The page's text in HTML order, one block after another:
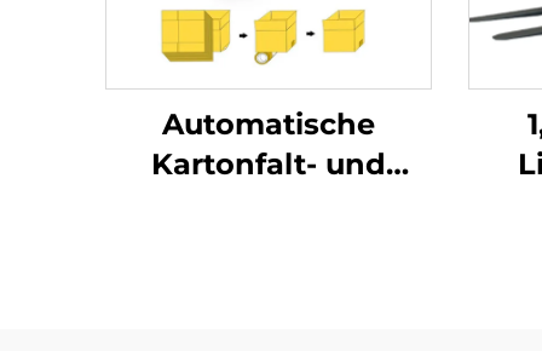
Automatische
Kartonfalt- und